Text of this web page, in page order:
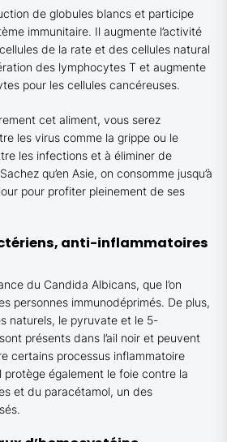
de globules blancs et participe
immunitaire. Il augmente l’activité
de la rate et des cellules natural
des lymphocytes T et augmente
pour les cellules cancéreuses.
cet aliment, vous serez
les virus comme la grippe ou le
les infections et à éliminer de
qu’en Asie, on consomme jusqu’à
pour profiter pleinement de ses
anti-inflammatoires
du Candida Albicans, que l’on
personnes immunodéprimés. De plus,
naturels, le pyruvate et le 5-
présents dans l’ail noir et peuvent
certains processus inflammatoire
protège également le foie contre la
et du paracétamol, un des